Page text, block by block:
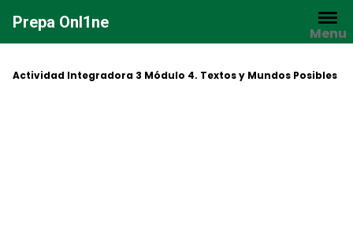
contenido
Prepa Onl1ne
Menu
Actividad Integradora 3 Módulo 4. Textos y Mundos Posibles